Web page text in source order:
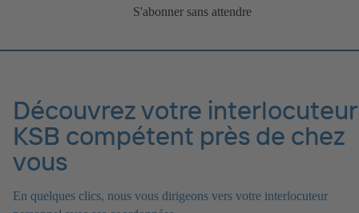
S'abonner sans attendre
Découvrez votre interlocuteur
KSB compétent près de chez
vous
En quelques clics, nous vous dirigeons vers votre interlocuteur